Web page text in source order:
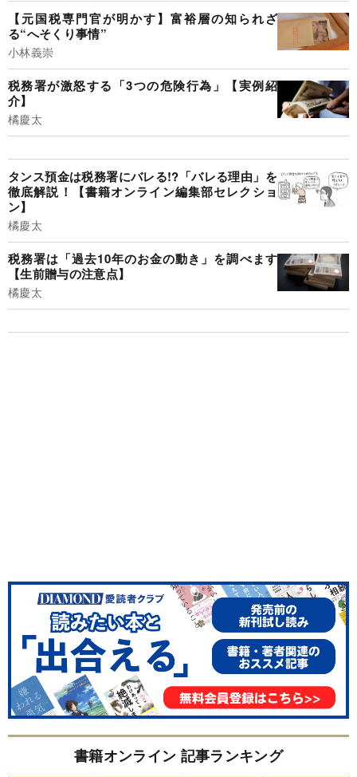
【元国税専門官が明かす】富裕層の知られざ
る“へそくり事情”
小林義崇
税務署が激怒する「3つの危険行為」【実例紹
介】
橘慶太
タンス預金は税務署にバレる!?「バレる理由」を
徹底解説！【書籍オンライン編集部セレクショ
ン】
橘慶太
税務署は「過去10年のお金の動き」を調べます
【生前贈与の注意点】
橘慶太
書籍オンライン 記事ランキング